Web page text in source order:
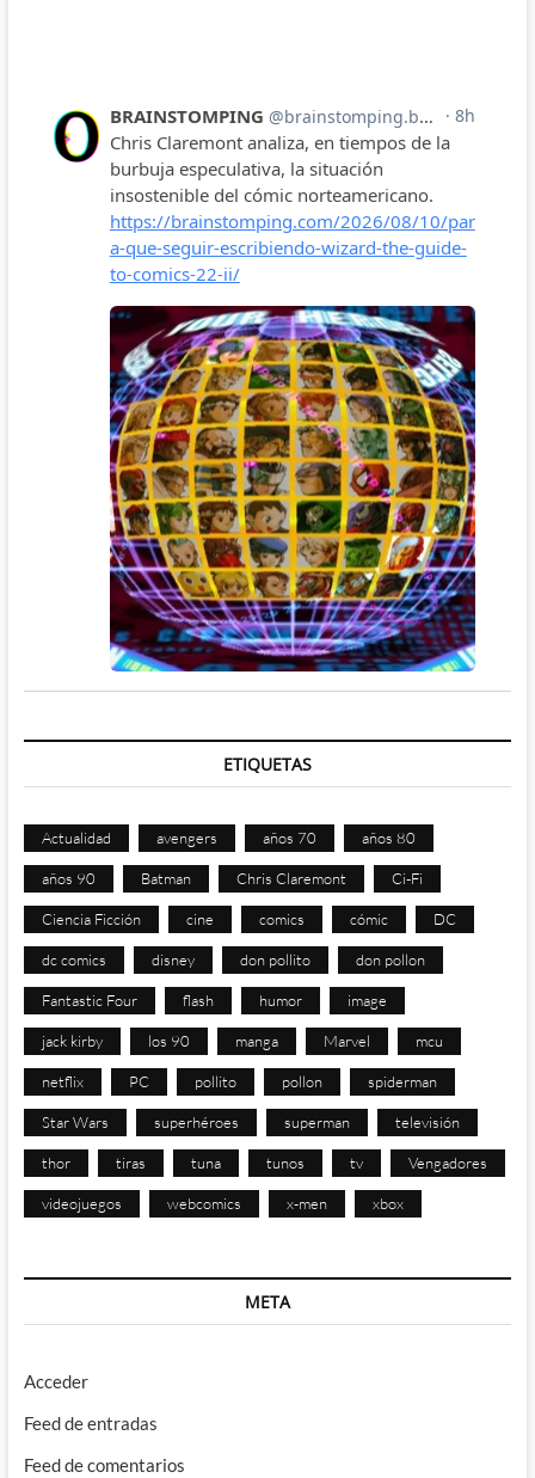
ETIQUETAS
Actualidad avengers años 70 años 80
años 90 Batman Chris Claremont Ci-Fi
Ciencia Ficción cine comics cómic DC
dc comics disney don pollito don pollon
Fantastic Four flash humor image
jack kirby los 90 manga Marvel mcu
netflix PC pollito pollon spiderman
Star Wars superhéroes superman televisión
thor tiras tuna tunos tv Vengadores
videojuegos webcomics x-men xbox
META
Acceder
Feed de entradas
Feed de comentarios